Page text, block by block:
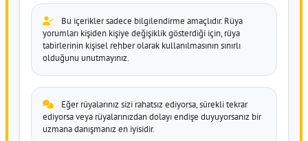
Bu içerikler sadece bilgilendirme amaçlıdır. Rüya
yorumları kişiden kişiye değişiklik gösterdiği için, rüya
tabirlerinin kişisel rehber olarak kullanılmasının sınırlı
olduğunu unutmayınız.
Eğer rüyalarınız sizi rahatsız ediyorsa, sürekli tekrar
ediyorsa veya rüyalarınızdan dolayı endişe duyuyorsanız bir
uzmana danışmanız en iyisidir.